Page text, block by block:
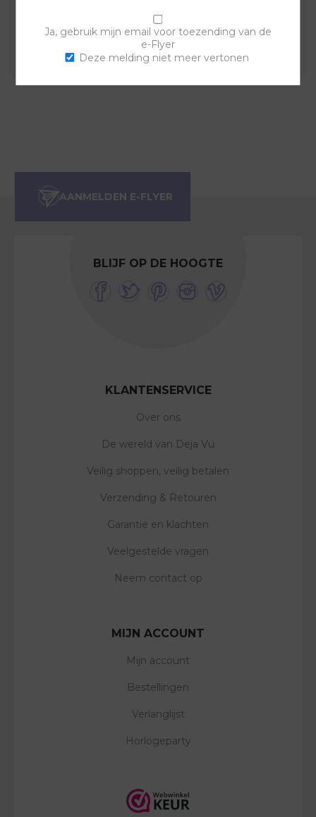
Combineer deze sierring met een van de andere
sierringen en horlogebanden voor een trendy horloge.
BLIJF OP DE HOOGTE
KLANTENSERVICE
Over ons
De wereld van Deja Vu
Veilig shoppen, veilig betalen
Verzending & Retouren
Garantie en klachten
Veelgestelde vragen
Neem contact op
MIJN ACCOUNT
Mijn account
Bestellingen
Verlanglijst
Horlogeparty
Ja, gebruik mijn email voor toezending van de
e-Flyer
Deze melding niet meer vertonen